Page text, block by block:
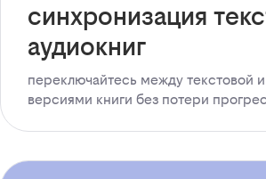
синхронизация
аудиокниг
переключайтесь между текстовой
версиями книги без потери